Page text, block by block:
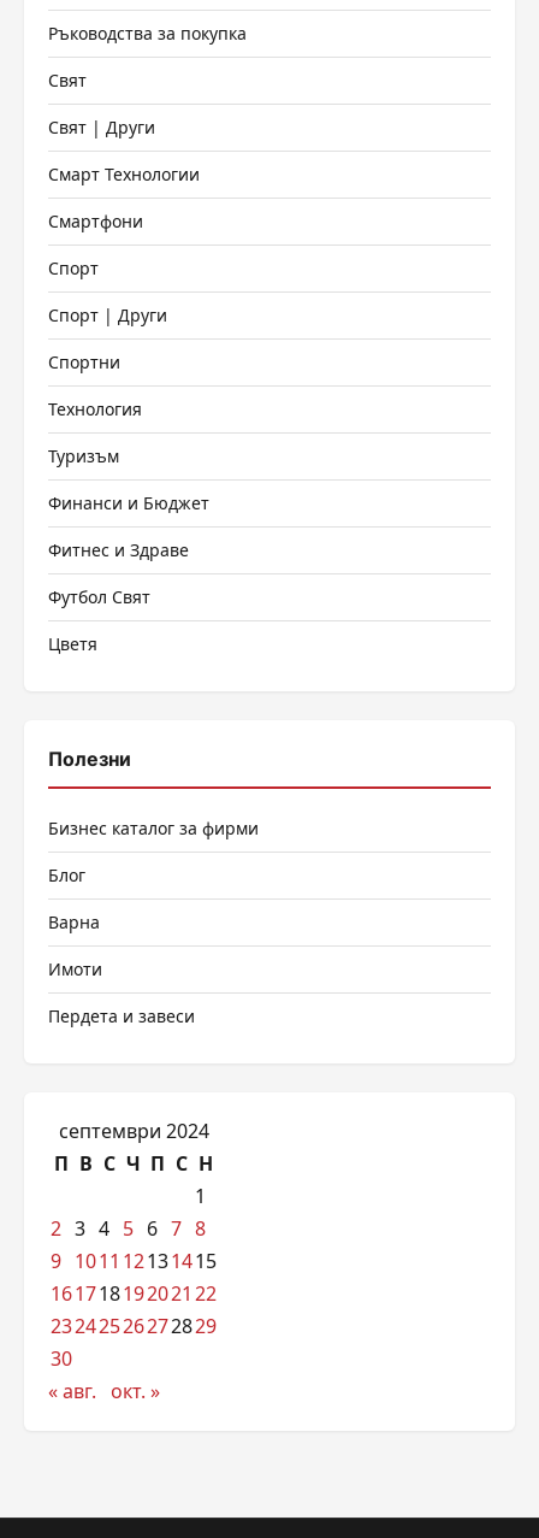
Ръководства за покупка
Свят
Свят | Други
Смарт Технологии
Смартфони
Спорт
Спорт | Други
Спортни
Технология
Туризъм
Финанси и Бюджет
Фитнес и Здраве
Футбол Свят
Цветя
Полезни
Бизнес каталог за фирми
Блог
Варна
Имоти
Пердета и завеси
септември 2024
П В С Ч П С Н
1
2 3 4 5 6 7 8
9 1011 12131415
161718192021 22
23242526272829
30
« авг.
окт. »